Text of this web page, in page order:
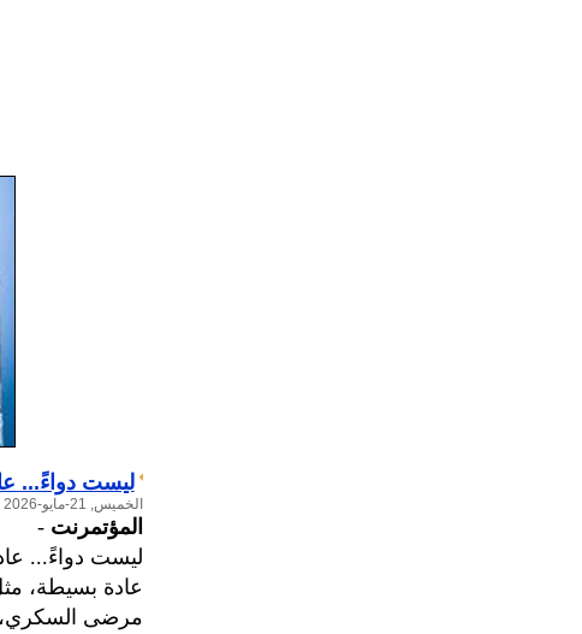
ليست دواءً...
الخميس, 21-مايو-2026
المؤتمرنت -
ليست دواءً...
عادة بسيطة،
مرضى السكري،